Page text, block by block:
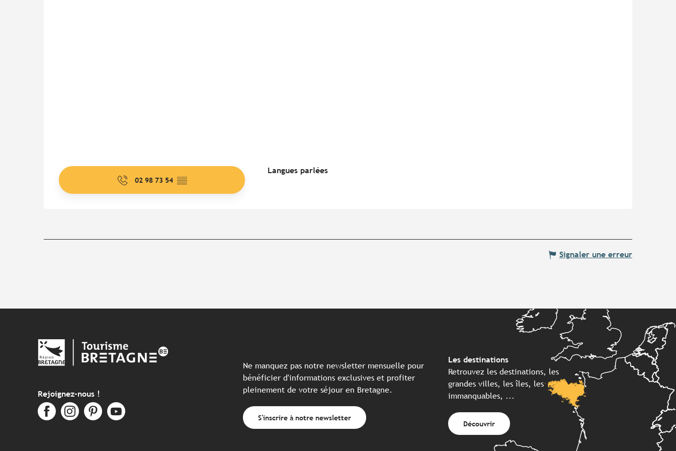
02 98 73 54 ▒▒
Langues parlées
Langues parlées
Signaler une erreur
Rejoignez-nous !
Ne manquez pas notre newsletter mensuelle pour
bénéficier d'informations exclusives et profiter
pleinement de votre séjour en Bretagne.
S'inscrire à notre newsletter
Les destinations
Retrouvez les destinations, les
grandes villes, les îles, les
immanquables, ...
Découvrir